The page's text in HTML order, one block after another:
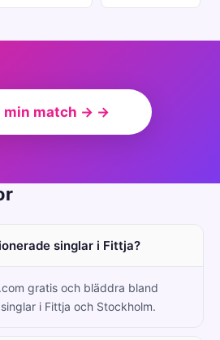
min match → →
singlar i Fittja?
gratis och bläddra bland
i Fittja och Stockholm.